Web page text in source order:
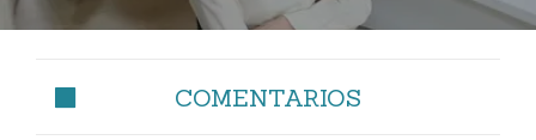
COMENTARIOS